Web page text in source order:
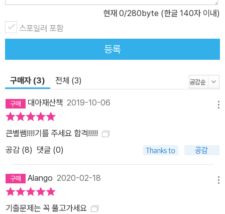
현재 0/280byte (한글 140자 이내)
스포일러 포함
등록
구매자 (3) 전체 (3)
대아재산책 2019-10-06
큰별쌤!!!!기를 주세요 합격!!!!!
공감 (8) 댓글 (0)
Alango 2020-02-18
기출문제는 꼭 풀고가세요